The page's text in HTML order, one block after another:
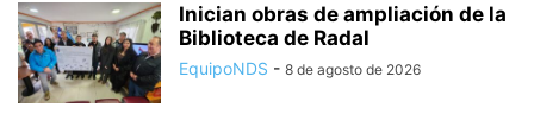
Inician obras de ampliación de la
Biblioteca de Radal
EquipoNDS - 8 de agosto de 2026